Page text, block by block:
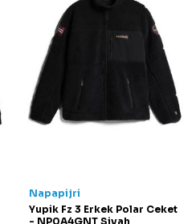
Napapijri
Yupik Fz 3 Erkek Polar Ceket
- NP0A4GNT Siyah